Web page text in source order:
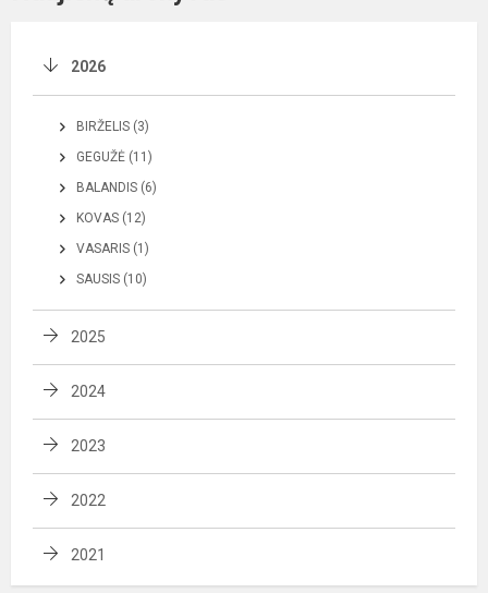
2026
BIRŽELIS (3)
GEGUŽĖ (11)
BALANDIS (6)
KOVAS (12)
VASARIS (1)
SAUSIS (10)
2025
2024
2023
2022
2021